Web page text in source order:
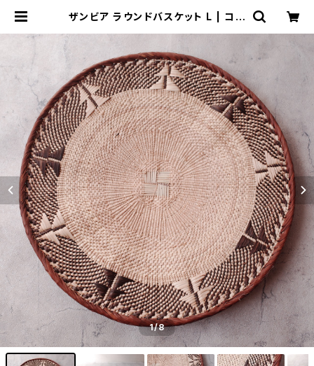
ザンビア ラウンドバスケット L | コレ
1/8